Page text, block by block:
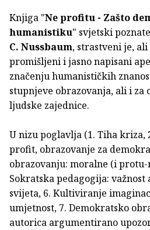
Knjiga "Ne profitu - Zašto
humanistiku" svjetski
C. Nussbaum, strastveni je,
promišljeni i jasno napisani
značenju humanističkih
stupnjeve obrazovanja, ali i za
ljudske zajednice.
U nizu poglavlja (1. Tiha kriza,
profit, obrazovanje za
obrazovanju: moralne (i protu-
Sokratska pedagogija:
svijeta, 6. Kultiviranje
umjetnost, 7. Demokratsko
autorica argumentirano